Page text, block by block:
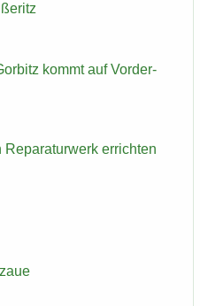
kommt auf Vor­der­
er­rich­ten